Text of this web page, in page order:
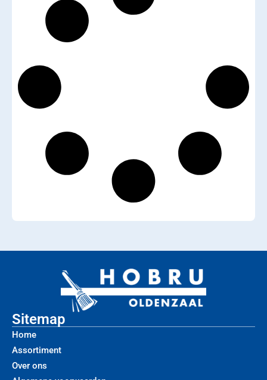
Sitemap
Home
Assortiment
Over ons